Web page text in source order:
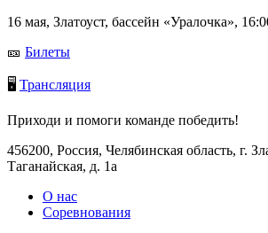
16 мая, Златоуст, бассейн «Уралочка»,
🎫 Билеты
🖥️ Трансляция
Приходи и помоги команде победить!
456200, Россия, Челябинская область, г.
Таганайская, д. 1а
О нас
Соревнования